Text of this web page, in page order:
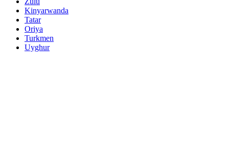
Kinyarwanda
Tatar
Oriya
Turkmen
Uyghur